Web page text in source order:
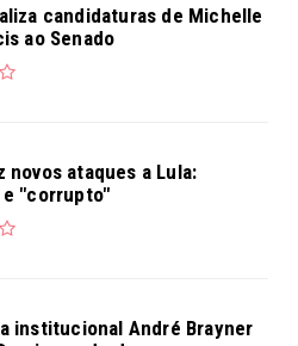
candidaturas de Michelle
ao Senado
novos ataques a Lula:
e "corrupto"
institucional André Brayner